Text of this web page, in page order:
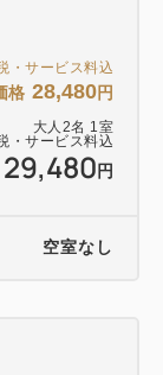
・サービス料込
格 28,480円
大人 2名 1 室
・サービス料込
29,480 円
空室なし